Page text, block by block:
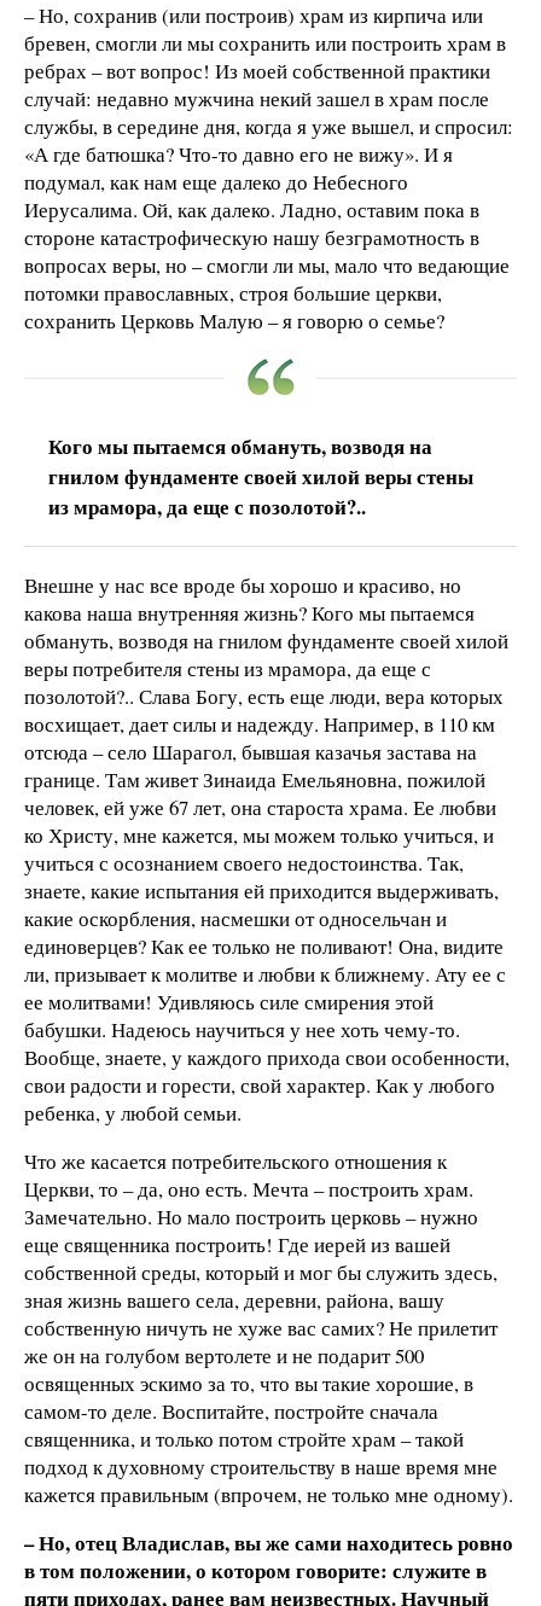
– Но, сохранив (или построив) храм из кирпича или
бревен, смогли ли мы сохранить или построить храм в
ребрах – вот вопрос! Из моей собственной практики
случай: недавно мужчина некий зашел в храм после
службы, в середине дня, когда я уже вышел, и спросил:
«А где батюшка? Что-то давно его не вижу». И я
подумал, как нам еще далеко до Небесного
Иерусалима. Ой, как далеко. Ладно, оставим пока в
стороне катастрофическую нашу безграмотность в
вопросах веры, но – смогли ли мы, мало что ведающие
потомки православных, строя большие церкви,
сохранить Церковь Малую – я говорю о семье?
Кого мы пытаемся обмануть, возводя на
гнилом фундаменте своей хилой веры стены
из мрамора, да еще с позолотой?..
Внешне у нас все вроде бы хорошо и красиво, но
какова наша внутренняя жизнь? Кого мы пытаемся
обмануть, возводя на гнилом фундаменте своей хилой
веры потребителя стены из мрамора, да еще с
позолотой?.. Слава Богу, есть еще люди, вера которых
восхищает, дает силы и надежду. Например, в 110 км
отсюда – село Шарагол, бывшая казачья застава на
границе. Там живет Зинаида Емельяновна, пожилой
человек, ей уже 67 лет, она староста храма. Ее любви
ко Христу, мне кажется, мы можем только учиться, и
учиться с осознанием своего недостоинства. Так,
знаете, какие испытания ей приходится выдерживать,
какие оскорбления, насмешки от односельчан и
единоверцев? Как ее только не поливают! Она, видите
ли, призывает к молитве и любви к ближнему. Ату ее с
ее молитвами! Удивляюсь силе смирения этой
бабушки. Надеюсь научиться у нее хоть чему-то.
Вообще, знаете, у каждого прихода свои особенности,
свои радости и горести, свой характер. Как у любого
ребенка, у любой семьи.
Что же касается потребительского отношения к
Церкви, то – да, оно есть. Мечта – построить храм.
Замечательно. Но мало построить церковь – нужно
еще священника построить! Где иерей из вашей
собственной среды, который и мог бы служить здесь,
зная жизнь вашего села, деревни, района, вашу
собственную ничуть не хуже вас самих? Не прилетит
же он на голубом вертолете и не подарит 500
освященных эскимо за то, что вы такие хорошие, в
самом-то деле. Воспитайте, постройте сначала
священника, и только потом стройте храм – такой
подход к духовному строительству в наше время мне
кажется правильным (впрочем, не только мне одному).
– Но, отец Владислав, вы же сами находитесь ровно
в том положении, о котором говорите: служите в
пяти приходах, ранее вам неизвестных. Научный